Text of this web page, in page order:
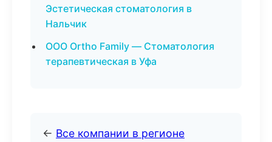
Эстетическая стоматология в
Нальчик
ООО Ortho Family — Стоматология
терапевтическая в Уфа
← Все компании в регионе